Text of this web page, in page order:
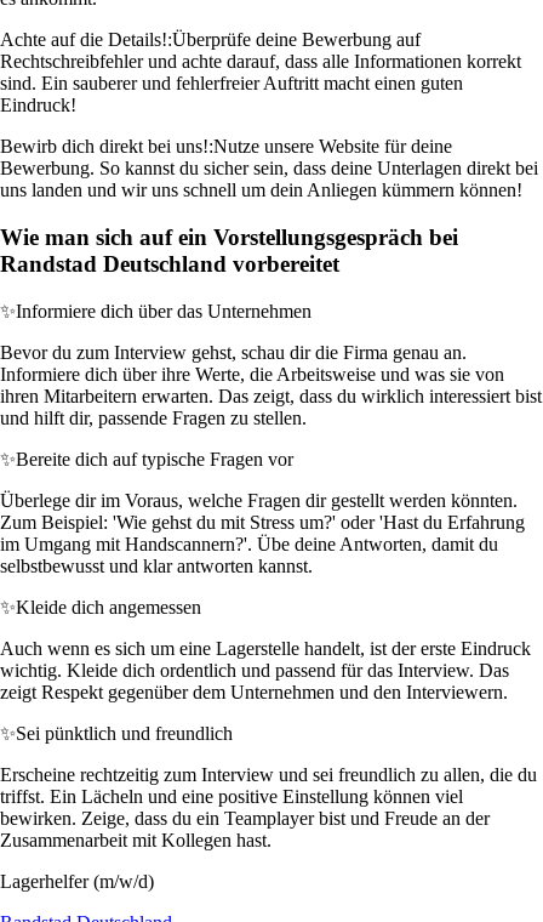
Achte auf die Details!:Überprüfe deine Bewerbung auf
Rechtschreibfehler und achte darauf, dass alle Informationen korrekt
sind. Ein sauberer und fehlerfreier Auftritt macht einen guten
Eindruck!
Bewirb dich direkt bei uns!:Nutze unsere Website für deine
Bewerbung. So kannst du sicher sein, dass deine Unterlagen direkt bei
uns landen und wir uns schnell um dein Anliegen kümmern können!
Wie man sich auf ein Vorstellungsgespräch bei
Randstad Deutschland vorbereitet
✨Informiere dich über das Unternehmen
Bevor du zum Interview gehst, schau dir die Firma genau an.
Informiere dich über ihre Werte, die Arbeitsweise und was sie von
ihren Mitarbeitern erwarten. Das zeigt, dass du wirklich interessiert bist
und hilft dir, passende Fragen zu stellen.
✨Bereite dich auf typische Fragen vor
Überlege dir im Voraus, welche Fragen dir gestellt werden könnten.
Zum Beispiel: 'Wie gehst du mit Stress um?' oder 'Hast du Erfahrung
im Umgang mit Handscannern?'. Übe deine Antworten, damit du
selbstbewusst und klar antworten kannst.
✨Kleide dich angemessen
Auch wenn es sich um eine Lagerstelle handelt, ist der erste Eindruck
wichtig. Kleide dich ordentlich und passend für das Interview. Das
zeigt Respekt gegenüber dem Unternehmen und den Interviewern.
✨Sei pünktlich und freundlich
Erscheine rechtzeitig zum Interview und sei freundlich zu allen, die du
triffst. Ein Lächeln und eine positive Einstellung können viel
bewirken. Zeige, dass du ein Teamplayer bist und Freude an der
Zusammenarbeit mit Kollegen hast.
Lagerhelfer (m/w/d)